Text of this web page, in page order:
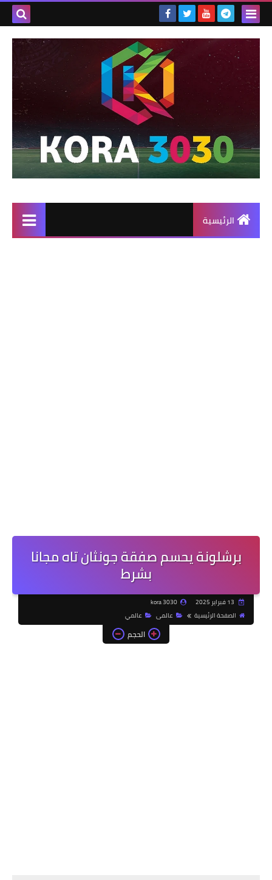
الرئيسية
برشلونة يحسم صفقة جونثان تاه مجانا
بشرط
kora 3030
الصفحة الرئيسية
عالمى عالمي
الحجم